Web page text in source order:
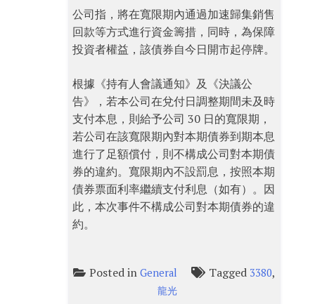
公司指，將在寬限期內通過加速歸集銷售
回款等方式進行資金籌措，同時，為保障
投資者權益，該債券自今日開市起停牌。
根據《持有人會議通知》及《決議公
告》，若本公司在兌付日調整期間未及時
支付本息，則給予公司 30 日的寬限期，
若公司在該寬限期內對本期債券到期本息
進行了足額償付，則不構成公司對本期債
券的違約。寬限期內不設罰息，按照本期
債券票面利率繼續支付利息（如有）。因
此，本次事件不構成公司對本期債券的違
約。
Posted inGeneral Tagged 3380,
龍光